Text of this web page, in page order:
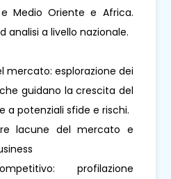
Medio Oriente e Africa.
analisi a livello nazionale.
mercato: esplorazione dei
guidano la crescita del
a potenziali sfide e rischi.
lacune del mercato e
profilazione